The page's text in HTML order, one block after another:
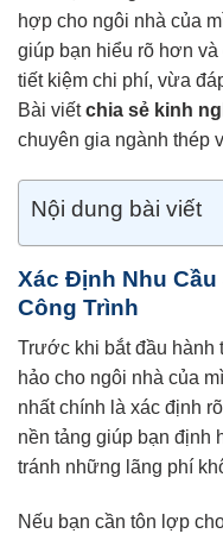
hợp cho ngôi nhà của
giúp bạn hiểu rõ hơn
tiết kiệm chi phí, vừa
Bài viếtchia sẻ kinh
chuyên gia ngành thép
Nội dung bài viết
Xác Định Nhu
Công Trình
Trước khi bắt đầu hành
hảo cho ngôi nhà của
nhất chính là xác định
nền tảng giúp bạn định
tránh những lãng phí
Nếu bạn cần tôn lợp